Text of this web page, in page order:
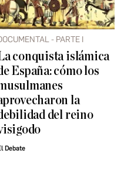
- PARTE I
conquista islámica
España: cómo los
la
del reino
Debate